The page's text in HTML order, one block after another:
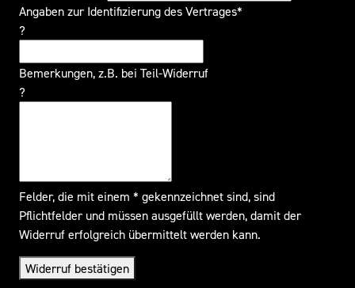
Angaben zur Identifizierung des Vertrages*
?
Bemerkungen, z.B. bei Teil-Widerruf
?
Felder, die mit einem * gekennzeichnet sind, sind
Pflichtfelder und müssen ausgefüllt werden, damit der
Widerruf erfolgreich übermittelt werden kann.
Widerruf bestätigen